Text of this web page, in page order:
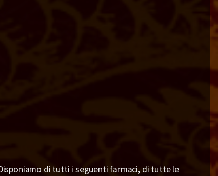
di tutti i seguenti farmaci, di tutte le